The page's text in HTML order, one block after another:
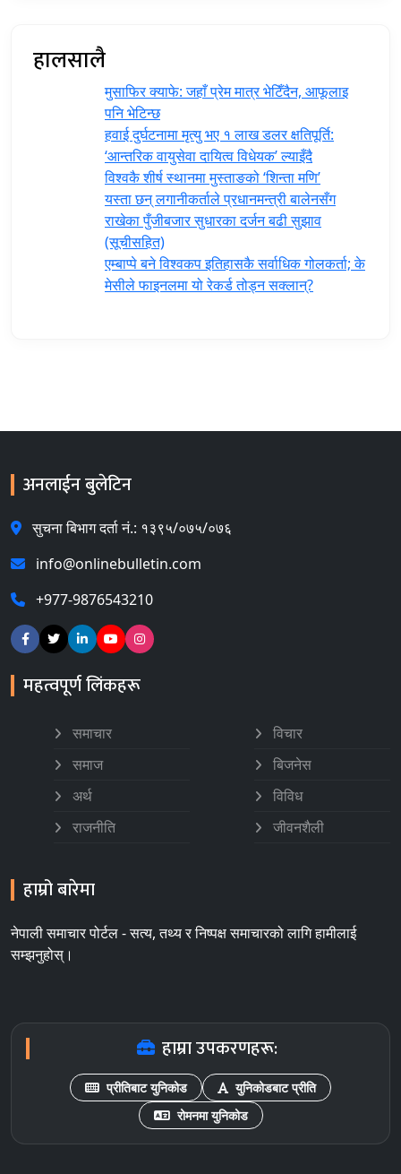
हालसालै
मुसाफिर क्याफे: जहाँ प्रेम मात्र भेटिँदैन, आफूलाइ
पनि भेटिन्छ
हवाई दुर्घटनामा मृत्यु भए १ लाख डलर क्षतिपूर्ति:
‘आन्तरिक वायुसेवा दायित्व विधेयक’ ल्याइँदै
विश्वकै शीर्ष स्थानमा मुस्ताङको ‘शिन्ता मणि’
यस्ता छन् लगानीकर्ताले प्रधानमन्त्री ‍बालेनसँग
राखेका पुँजीबजार सुधारका दर्जन बढी सुझाव
(सूचीसहित)
एम्बाप्पे बने विश्वकप इतिहासकै सर्वाधिक गोलकर्ता; के
मेसीले फाइनलमा यो रेकर्ड तोड्न सक्लान्?
अनलाईन बुलेटिन
सुचना बिभाग दर्ता नं.: १३९५/०७५/०७६
info@onlinebulletin.com
+977-9876543210
महत्वपूर्ण लिंकहरू
समाचार
समाज
अर्थ
राजनीति
विचार
बिजनेस
विविध
जीवनशैली
हाम्रो बारेमा
नेपाली समाचार पोर्टल - सत्य, तथ्य र निष्पक्ष समाचारको लागि हामीलाई
सम्झनुहोस्।
हाम्रा उपकरणहरू:
प्रीतिबाट युनिकोड
युनिकोडबाट प्रीति
रोमनमा युनिकोड